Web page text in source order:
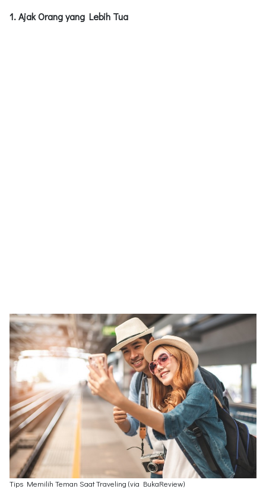
1. Ajak Orang yang Lebih Tua
Tips Memilih Teman Saat Traveling (via BukaReview)